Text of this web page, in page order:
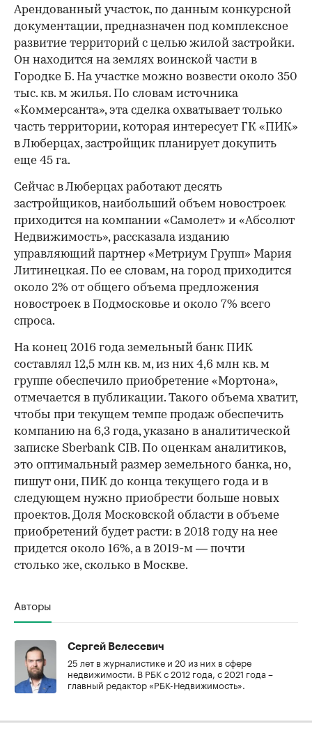
Арендованный участок, по данным конкурсной
документации, предназначен под комплексное
развитие территорий с целью жилой застройки.
Он находится на землях воинской части в
Городке Б. На участке можно возвести около 350
тыс. кв. м жилья. По словам источника
«Коммерсанта», эта сделка охватывает только
часть территории, которая интересует ГК «ПИК»
в Люберцах, застройщик планирует докупить
еще 45 га.
Сейчас в Люберцах работают десять
застройщиков, наибольший объем новостроек
приходится на компании «Самолет» и «Абсолют
Недвижимость», рассказала изданию
управляющий партнер «Метриум Групп» Мария
Литинецкая. По ее словам, на город приходится
около 2% от общего объема предложения
новостроек в Подмосковье и около 7% всего
спроса.
На конец 2016 года земельный банк ПИК
составлял 12,5 млн кв. м, из них 4,6 млн кв. м
группе обеспечило приобретение «Мортона»,
отмечается в публикации. Такого объема хватит,
чтобы при текущем темпе продаж обеспечить
компанию на 6,3 года, указано в аналитической
записке Sberbank CIB. По оценкам аналитиков,
это оптимальный размер земельного банка, но,
пишут они, ПИК до конца текущего года и в
следующем нужно приобрести больше новых
проектов. Доля Московской области в объеме
приобретений будет расти: в 2018 году на нее
придется около 16%, а в 2019-м — почти
столько же, сколько в Москве.
Авторы
Сергей Велесевич
25 лет в журналистике и 20 из них в сфере
недвижимости. В РБК с 2012 года, с 2021 года –
главный редактор «РБК-Недвижимость».